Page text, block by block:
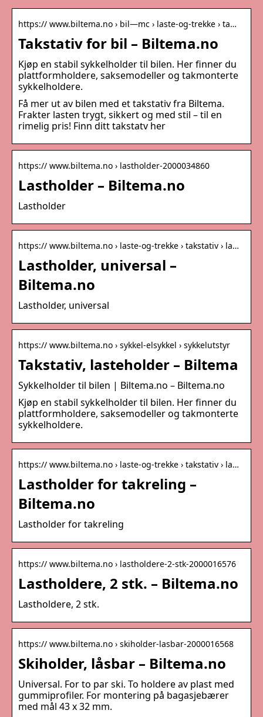
https:// www.biltema.no › bil—mc › laste-og-trekke › ta…
Takstativ for bil – Biltema.no
Kjøp en stabil sykkelholder til bilen. Her finner du
plattformholdere, saksemodeller og takmonterte
sykkelholdere.
Få mer ut av bilen med et takstativ fra Biltema.
Frakter lasten trygt, sikkert og med stil – til en
rimelig pris! Finn ditt takstatv her
https:// www.biltema.no › lastholder-2000034860
Lastholder – Biltema.no
Lastholder
https:// www.biltema.no › laste-og-trekke › takstativ › la…
Lastholder, universal –
Biltema.no
Lastholder, universal
https:// www.biltema.no › sykkel-elsykkel › sykkelutstyr
Takstativ, lasteholder – Biltema
Sykkelholder til bilen | Biltema.no – Biltema.no
Kjøp en stabil sykkelholder til bilen. Her finner du
plattformholdere, saksemodeller og takmonterte
sykkelholdere.
https:// www.biltema.no › laste-og-trekke › takstativ › la…
Lastholder for takreling –
Biltema.no
Lastholder for takreling
https:// www.biltema.no › lastholdere-2-stk-2000016576
Lastholdere, 2 stk. – Biltema.no
Lastholdere, 2 stk.
https:// www.biltema.no › skiholder-lasbar-2000016568
Skiholder, låsbar – Biltema.no
Universal. For to par ski. To holdere av plast med
gummiprofiler. For montering på bagasjebærer
med mål 43 x 32 mm.